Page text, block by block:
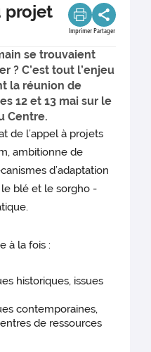
projet
Imprimer Partager
se trouvaient
? C’est tout l’enjeu
la réunion de
12 et 13 mai sur le
Centre.
de l’appel à projets
ambitionne de
d’adaptation
blé et le sorgho -
à la fois :
historiques, issues
contemporaines,
de ressources